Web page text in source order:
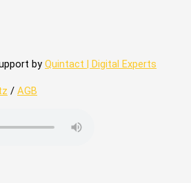
by Quintact | Digital Experts
/ AGB